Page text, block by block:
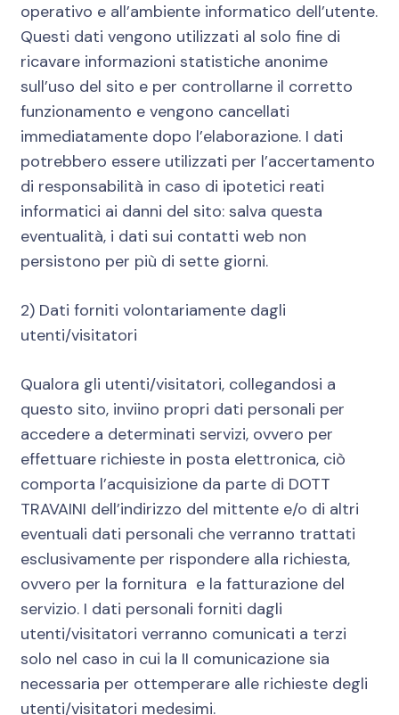
operativo e all’ambiente informatico dell’utente.
Questi dati vengono utilizzati al solo fine di
ricavare informazioni statistiche anonime
sull’uso del sito e per controllarne il corretto
funzionamento e vengono cancellati
immediatamente dopo l’elaborazione. I dati
potrebbero essere utilizzati per l’accertamento
di responsabilità in caso di ipotetici reati
informatici ai danni del sito: salva questa
eventualità, i dati sui contatti web non
persistono per più di sette giorni.
2) Dati forniti volontariamente dagli
utenti/visitatori
Qualora gli utenti/visitatori, collegandosi a
questo sito, inviino propri dati personali per
accedere a determinati servizi, ovvero per
effettuare richieste in posta elettronica, ciò
comporta l’acquisizione da parte di DOTT
TRAVAINI dell’indirizzo del mittente e/o di altri
eventuali dati personali che verranno trattati
esclusivamente per rispondere alla richiesta,
ovvero per la fornitura e la fatturazione del
servizio. I dati personali forniti dagli
utenti/visitatori verranno comunicati a terzi
solo nel caso in cui la II comunicazione sia
necessaria per ottemperare alle richieste degli
utenti/visitatori medesimi.